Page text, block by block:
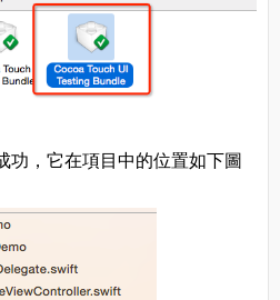
功，它在項目中的位置如下圖